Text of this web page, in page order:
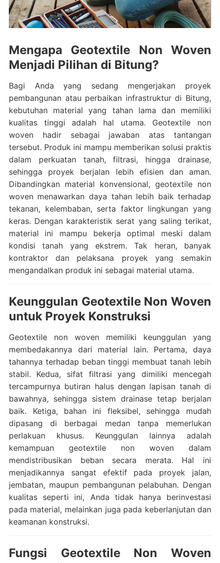
Mengapa Geotextile Non Woven
Menjadi Pilihan di Bitung?
Bagi Anda yang sedang mengerjakan proyek
pembangunan atau perbaikan infrastruktur di Bitung,
kebutuhan material yang tahan lama dan memiliki
kualitas tinggi adalah hal utama. Geotextile non
woven hadir sebagai jawaban atas tantangan
tersebut. Produk ini mampu memberikan solusi praktis
dalam perkuatan tanah, filtrasi, hingga drainase,
sehingga proyek berjalan lebih efisien dan aman.
Dibandingkan material konvensional, geotextile non
woven menawarkan daya tahan lebih baik terhadap
tekanan, kelembaban, serta faktor lingkungan yang
keras. Dengan karakteristik serat yang saling terikat,
material ini mampu bekerja optimal meski dalam
kondisi tanah yang ekstrem. Tak heran, banyak
kontraktor dan pelaksana proyek yang semakin
mengandalkan produk ini sebagai material utama.
Keunggulan Geotextile Non Woven
untuk Proyek Konstruksi
Geotextile non woven memiliki keunggulan yang
membedakannya dari material lain. Pertama, daya
tahannya terhadap beban tinggi membuat tanah lebih
stabil. Kedua, sifat filtrasi yang dimiliki mencegah
tercampurnya butiran halus dengan lapisan tanah di
bawahnya, sehingga sistem drainase tetap berjalan
baik. Ketiga, bahan ini fleksibel, sehingga mudah
dipasang di berbagai medan tanpa memerlukan
perlakuan khusus. Keunggulan lainnya adalah
kemampuan geotextile non woven dalam
mendistribusikan beban secara merata. Hal ini
menjadikannya sangat efektif pada proyek jalan,
jembatan, maupun pembangunan pelabuhan. Dengan
kualitas seperti ini, Anda tidak hanya berinvestasi
pada material, melainkan juga pada keberlanjutan dan
keamanan konstruksi.
Fungsi Geotextile Non Woven